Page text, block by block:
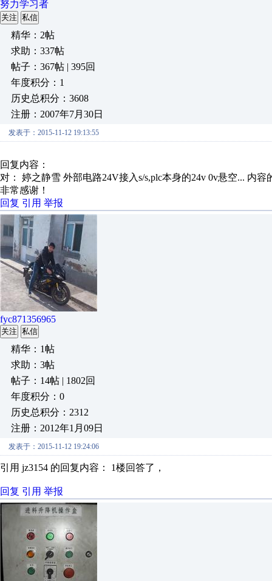
努力学习者
关注 私信
精华：2帖
求助：337帖
帖子：367帖 | 395回
年度积分：1
历史总积分：3608
注册：2007年7月30日
发表于：2015-11-12 19:13:55
回复内容：
对： 婷之静雪 外部电路24V接入s/s,plc本身的24v 0v悬空... 内容
非常感谢！
回复 引用 举报
fyc871356965
关注 私信
精华：1帖
求助：3帖
帖子：14帖 | 1802回
年度积分：0
历史总积分：2312
注册：2012年1月09日
发表于：2015-11-12 19:24:06
引用 jz3154 的回复内容： 1楼回答了，
回复 引用 举报